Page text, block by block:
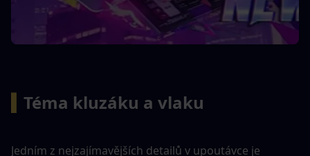
Téma kluzáku a vlaku
Jedním z nejzajímavějších detailů v upoutávce je